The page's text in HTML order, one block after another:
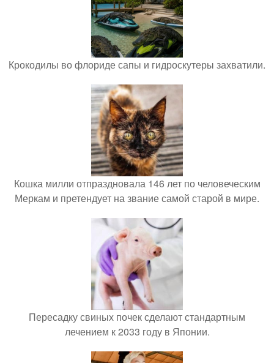
Крокодилы во флориде сапы и гидроскутеры захватили.
Кошка милли отпраздновала 146 лет по человеческим
Меркам и претендует на звание самой старой в мире.
Пересадку свиных почек сделают стандартным
лечением к 2033 году в Японии.